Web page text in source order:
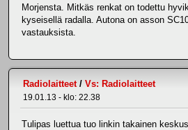
Morjensta. Mitkäs renkat on todettu
kyseisellä radalla. Autona on asson
vastauksista.
Radiolaitteet/ Vs: Radiolaitteet
19.01.13 - klo: 22.38
Tulipas luettua tuo linkin takainen